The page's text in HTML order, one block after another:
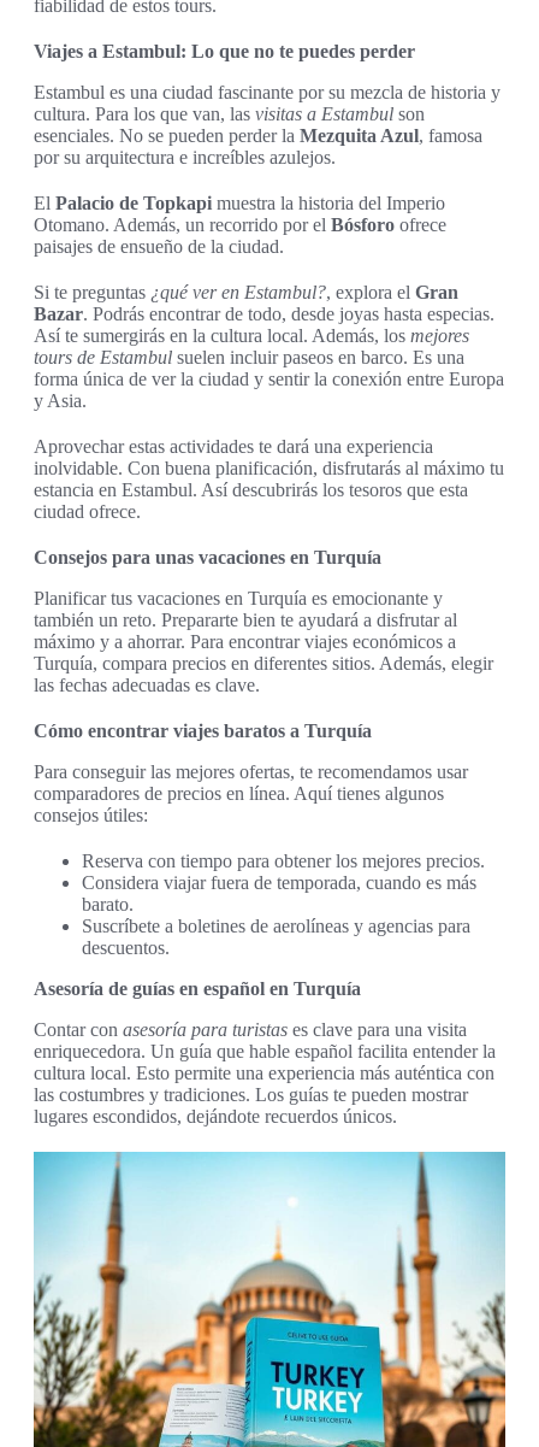
fiabilidad de estos tours.
Viajes a Estambul: Lo que no te puedes perder
Estambul es una ciudad fascinante por su mezcla de historia y
cultura. Para los que van, las visitas a Estambul son
esenciales. No se pueden perder la Mezquita Azul, famosa
por su arquitectura e increíbles azulejos.
El Palacio de Topkapi muestra la historia del Imperio
Otomano. Además, un recorrido por el Bósforo ofrece
paisajes de ensueño de la ciudad.
Si te preguntas ¿qué ver en Estambul?, explora el Gran
Bazar. Podrás encontrar de todo, desde joyas hasta especias.
Así te sumergirás en la cultura local. Además, los mejores
tours de Estambul suelen incluir paseos en barco. Es una
forma única de ver la ciudad y sentir la conexión entre Europa
y Asia.
Aprovechar estas actividades te dará una experiencia
inolvidable. Con buena planificación, disfrutarás al máximo tu
estancia en Estambul. Así descubrirás los tesoros que esta
ciudad ofrece.
Consejos para unas vacaciones en Turquía
Planificar tus vacaciones en Turquía es emocionante y
también un reto. Prepararte bien te ayudará a disfrutar al
máximo y a ahorrar. Para encontrar viajes económicos a
Turquía, compara precios en diferentes sitios. Además, elegir
las fechas adecuadas es clave.
Cómo encontrar viajes baratos a Turquía
Para conseguir las mejores ofertas, te recomendamos usar
comparadores de precios en línea. Aquí tienes algunos
consejos útiles:
Reserva con tiempo para obtener los mejores precios.
Considera viajar fuera de temporada, cuando es más
barato.
Suscríbete a boletines de aerolíneas y agencias para
descuentos.
Asesoría de guías en español en Turquía
Contar con asesoría para turistas es clave para una visita
enriquecedora. Un guía que hable español facilita entender la
cultura local. Esto permite una experiencia más auténtica con
las costumbres y tradiciones. Los guías te pueden mostrar
lugares escondidos, dejándote recuerdos únicos.